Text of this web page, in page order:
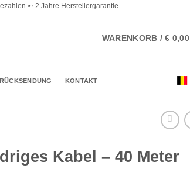
➵ 2 Jahre Herstellergarantie
WARENKORB /€ 0,00
RÜCKSENDUNG KONTAKT
Kabel – 40 Meter